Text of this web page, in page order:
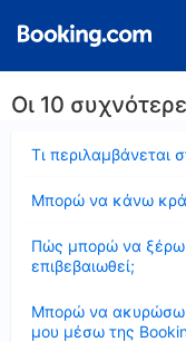
Οι 10
Τι περιλαμβάνεται
Μπορώ να κάνω
Πώς μπορώ να ξέρω
επιβεβαιωθεί;
Μπορώ να ακυρώσω
μου μέσω της